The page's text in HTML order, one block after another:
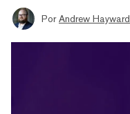
Por Andrew Hayward